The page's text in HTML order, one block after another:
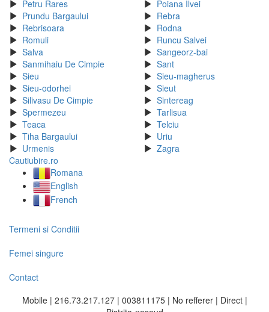
Petru Rares
Poiana Ilvei
Prundu Bargaului
Rebra
Rebrisoara
Rodna
Romuli
Runcu Salvei
Salva
Sangeorz-bai
Sanmihaiu De Cimpie
Sant
Sieu
Sieu-magherus
Sieu-odorhei
Sieut
Silivasu De Cimpie
Sintereag
Spermezeu
Tarlisua
Teaca
Telciu
Tiha Bargaului
Uriu
Urmenis
Zagra
Cautiubire.ro
Romana
English
French
Termeni si Conditii
Femei singure
Contact
Mobile | 216.73.217.127 | 003811175 | No refferer | Direct |